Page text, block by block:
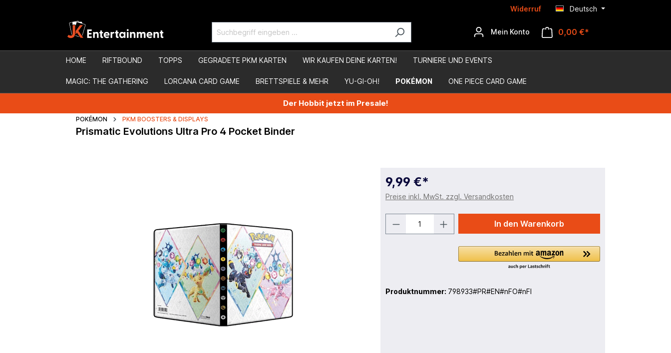
Widerruf Deutsch
Mein Konto 0,00 €*
HOME RIFTBOUND TOPPS GEGRADETE PKM KARTEN WIR KAUFEN DEINE KARTEN! TURNIERE UND EVENTS
MAGIC: THE GATHERING LORCANA CARD GAME BRETTSPIELE & MEHR YU-GI-OH! POKÉMON ONE PIECE CARD GAME
Der Hobbit jetzt im Presale!
POKÉMON PKM BOOSTERS & DISPLAYS
Prismatic Evolutions Ultra Pro 4 Pocket Binder
9,99 €*
Preise inkl. MwSt. zzgl. Versandkosten
In den Warenkorb
Produktnummer: 798933#PR#EN#nFO#nFI